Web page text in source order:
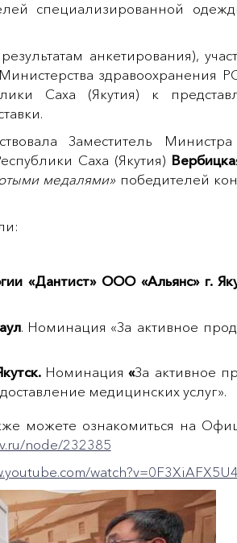
специализированной
анкетирования),
здравоохранения
Саха (Якутия) к
Заместитель
Саха (Якутия)
медалями» победителей
«Дантист» ООО «Альянс» г.
. Номинация «За активное
Номинация «За активное
медицинских услуг».
можете ознакомиться на
node/232385
watch?v=0F3XiAFX5U4